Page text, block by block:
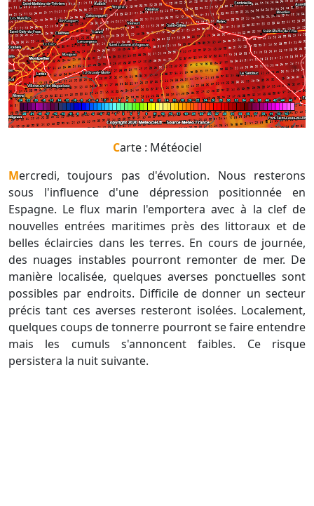
Carte : Météociel
Mercredi, toujours pas d'évolution. Nous resterons
sous l'influence d'une dépression positionnée en
Espagne. Le flux marin l'emportera avec à la clef de
nouvelles entrées maritimes près des littoraux et de
belles éclaircies dans les terres. En cours de journée,
des nuages instables pourront remonter de mer. De
manière localisée, quelques averses ponctuelles sont
possibles par endroits. Difficile de donner un secteur
précis tant ces averses resteront isolées. Localement,
quelques coups de tonnerre pourront se faire entendre
mais les cumuls s'annoncent faibles. Ce risque
persistera la nuit suivante.